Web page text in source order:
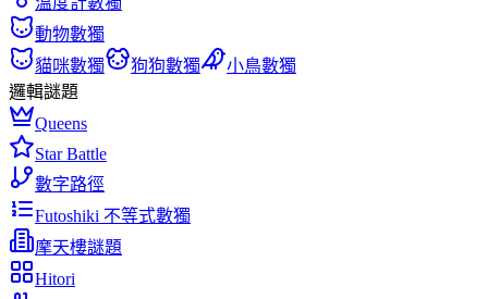
動物數獨
貓咪數獨
狗狗數獨
小鳥數獨
邏輯謎題
Queens
Star Battle
數字路徑
Futoshiki 不等式數獨
摩天樓謎題
Hitori